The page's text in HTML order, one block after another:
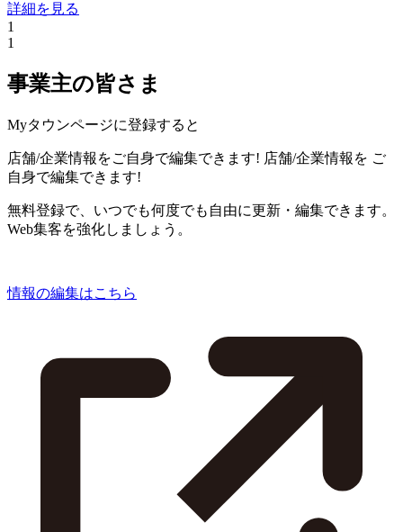
詳細を見る
1
1
事業主の皆さま
Myタウンページに登録すると
店舗/企業情報をご自身で編集できます! 店舗/企業情報を ご
自身で編集できます!
無料登録で、いつでも何度でも自由に更新・編集できます。
Web集客を強化しましょう。
情報の編集はこちら